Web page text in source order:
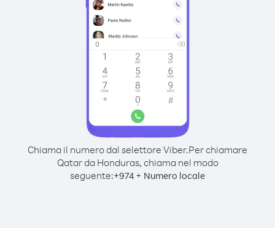
Chiama il numero dal selettore Viber.Per chiamare
Qatar da Honduras, chiama nel modo
seguente:+974 + Numero locale